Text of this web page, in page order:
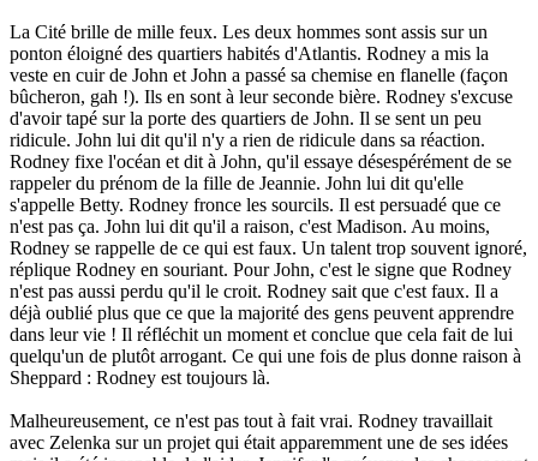
La Cité brille de mille feux. Les deux hommes sont assis sur un
ponton éloigné des quartiers habités d'Atlantis. Rodney a mis la
veste en cuir de John et John a passé sa chemise en flanelle (façon
bûcheron, gah !). Ils en sont à leur seconde bière. Rodney s'excuse
d'avoir tapé sur la porte des quartiers de John. Il se sent un peu
ridicule. John lui dit qu'il n'y a rien de ridicule dans sa réaction.
Rodney fixe l'océan et dit à John, qu'il essaye désespérément de se
rappeler du prénom de la fille de Jeannie. John lui dit qu'elle
s'appelle Betty. Rodney fronce les sourcils. Il est persuadé que ce
n'est pas ça. John lui dit qu'il a raison, c'est Madison. Au moins,
Rodney se rappelle de ce qui est faux. Un talent trop souvent ignoré,
réplique Rodney en souriant. Pour John, c'est le signe que Rodney
n'est pas aussi perdu qu'il le croit. Rodney sait que c'est faux. Il a
déjà oublié plus que ce que la majorité des gens peuvent apprendre
dans leur vie ! Il réfléchit un moment et conclue que cela fait de lui
quelqu'un de plutôt arrogant. Ce qui une fois de plus donne raison à
Sheppard : Rodney est toujours là.
Malheureusement, ce n'est pas tout à fait vrai. Rodney travaillait
avec Zelenka sur un projet qui était apparemment une de ses idées